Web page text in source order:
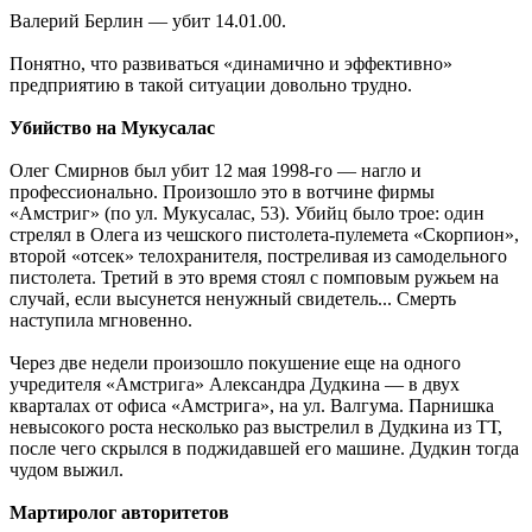
Валерий Берлин — убит 14.01.00.
Понятно, что развиваться «динамично и эффективно»
предприятию в такой ситуации довольно трудно.
Убийство на Мукусалас
Олег Смирнов был убит 12 мая 1998-го — нагло и
профессионально. Произошло это в вотчине фирмы
«Амстриг» (по ул. Мукусалас, 53). Убийц было трое: один
стрелял в Олега из чешского пистолета-пулемета «Скорпион»,
второй «отсек» телохранителя, постреливая из самодельного
пистолета. Третий в это время стоял с помповым ружьем на
случай, если высунется ненужный свидетель... Смерть
наступила мгновенно.
Через две недели произошло покушение еще на одного
учредителя «Амстрига» Александра Дудкина — в двух
кварталах от офиса «Амстрига», на ул. Валгума. Парнишка
невысокого роста несколько раз выстрелил в Дудкина из ТТ,
после чего скрылся в поджидавшей его машине. Дудкин тогда
чудом выжил.
Мартиролог авторитетов